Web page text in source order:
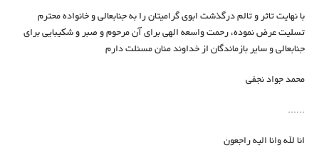
با نهایت تاثر و تالم درگذشت ابوی گرامیتان را به جنابعالی و خانواده محترم
تسلیت عرض نموده، رحمت واسعه الهی برای آن مرحوم و صبر و شکیبایی برای
جنابعالی و سایر بازماندگان از خداوند منان مسئلت دارم
محمد جواد نجفی
......
انا لله وانا اليه راجعون